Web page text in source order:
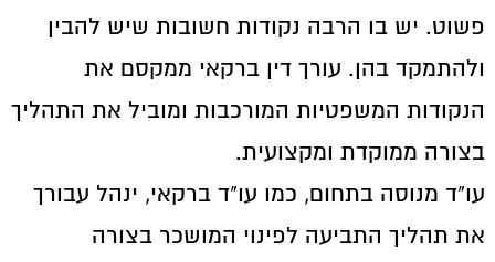
פשוט. יש בו הרבה נקודות חשובות שיש להבין
ולהתמקד בהן. עורך דין ברקאי ממקסם את
הנקודות המשפטיות המורכבות ומוביל את התהליך
בצורה ממוקדת ומקצועית.
עו"ד מנוסה בתחום, כמו עו"ד ברקאי, ינהל עבורך
את תהליך התביעה לפינוי המושכר בצורה